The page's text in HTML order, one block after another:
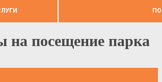
на посещение парка